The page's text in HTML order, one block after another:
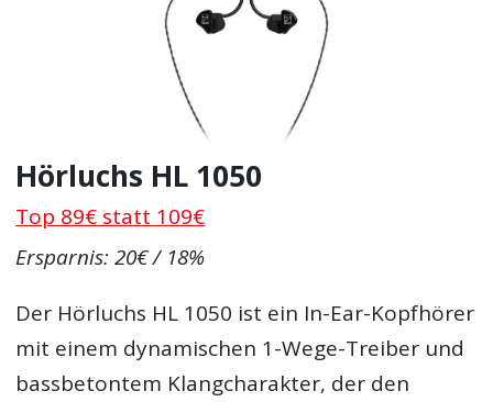
Hörluchs HL 1050
Top 89€ statt 109€
Ersparnis: 20€ / 18%
Der Hörluchs HL 1050 ist ein In-Ear-Kopfhörer
mit einem dynamischen 1-Wege-Treiber und
bassbetontem Klangcharakter, der den